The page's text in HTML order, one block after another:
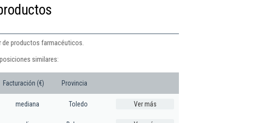
de productos farmacéuticos.
similares:
Facturación (€) Provincia
mediana Toledo Ver más